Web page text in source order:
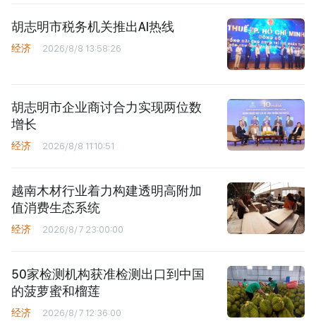
胡志明市税务机关推出AI热线
经济 2026/8/8 13:58:26
胡志明市企业商讨合力实现两位数
增长
经济 2026/8/8 11:10:51
越南木材行业着力构建透明高附加
值消费生态系统
经济 2026/8/7 23:00:00
50家检测机构获准检测出口到中国
的菠萝蜜和榴莲
经济 2026/8/7 12:36:00